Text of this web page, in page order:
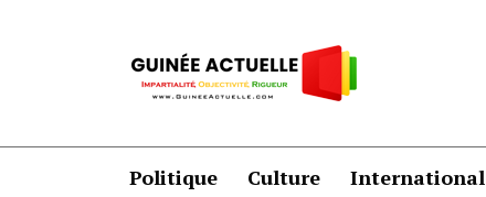
Politique Culture International